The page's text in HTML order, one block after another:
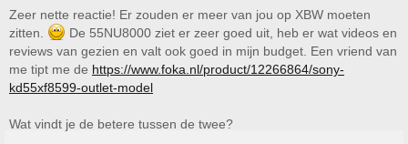
name van de top modellen wat heb meegekregen, maar niet het midden
segment (hobbymatig volgde ik voorheen alles). Daarom kan ik niet alles
zeggen over de modellen die je noemt.
Globaal:
XF7004: 50 Hz model, dat leidt tot enige onscherpte bij
XF8599: 100 Hz, heeft een IPS panel. Goede kijkhoeken, minder
Zeer nette reactie! Er zouden er meer van jou op XBW moeten
zitten.
De 55NU8000 ziet er zeer goed uit, heb er wat videos en
reviews van gezien en valt ook goed in mijn budget. Een vriend van
me tipt me de https://www.foka.nl/product/12266864/sony-
kd55xf8599-outlet-model
Wat vindt je de betere tussen de twee?